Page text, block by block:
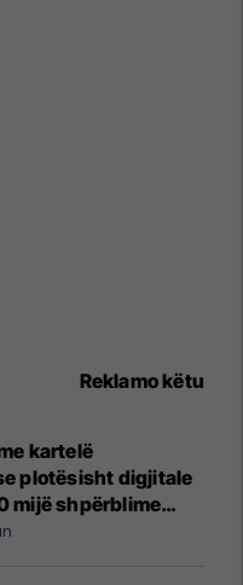
Reklamo këtu
kartelë
plotësisht digjitale
mijë shpërblime